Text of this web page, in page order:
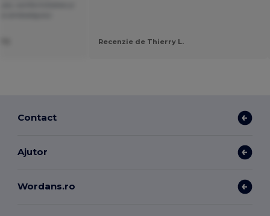
Recenzie de Thierry L.
Contact
Ajutor
Wordans.ro